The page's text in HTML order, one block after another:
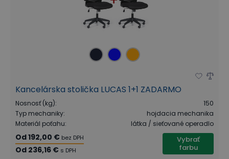
Kancelárska stolička LUCAS 1+1 ZADARMO
Nosnosť (kg):
150
Typ mechaniky:
hojdacia mechanika
Materiál poťahu: látka / sieťované operadlo
Od192,00 € bez DPH
Od 236,16 € s DPH
Vybrať
farbu